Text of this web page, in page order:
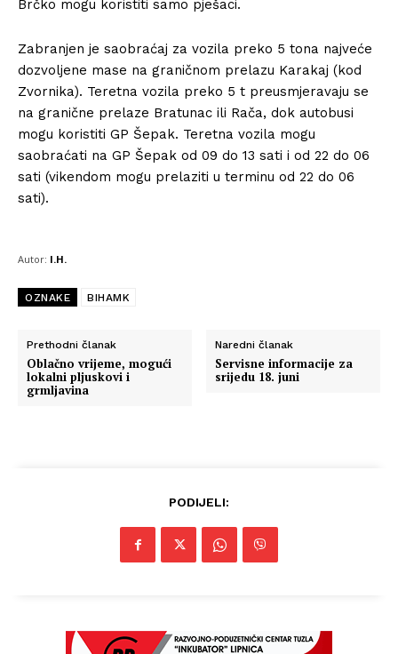
Brčko mogu koristiti samo pješaci.
Zabranjen je saobraćaj za vozila preko 5 tona najveće
dozvoljene mase na graničnom prelazu Karakaj (kod
Zvornika). Teretna vozila preko 5 t preusmjeravaju se
na granične prelaze Bratunac ili Rača, dok autobusi
mogu koristiti GP Šepak. Teretna vozila mogu
saobraćati na GP Šepak od 09 do 13 sati i od 22 do 06
sati (vikendom mogu prelaziti u terminu od 22 do 06
sati).
Autor: I.H.
OZNAKE BIHAMK
Prethodni članak
Oblačno vrijeme, mogući
lokalni pljuskovi i
grmljavina
Naredni članak
Servisne informacije za
srijedu 18. juni
PODIJELI: